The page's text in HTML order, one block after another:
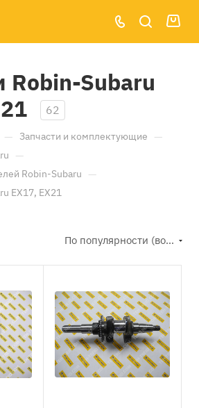
Robin-Subaru
62
— Запчасти и комплектующие —
—
Robin-Subaru —
EX17, EX21
По популярности (возрастание)